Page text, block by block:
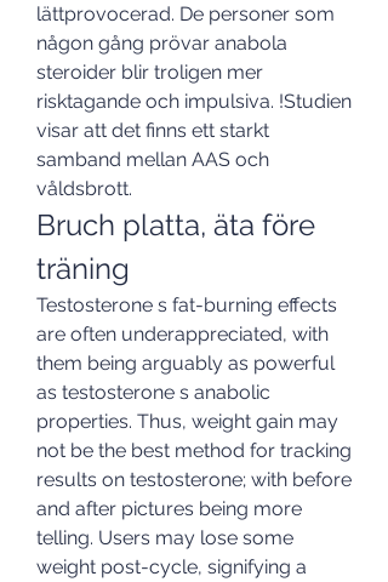
lättprovocerad. De personer som
någon gång prövar anabola
steroider blir troligen mer
risktagande och impulsiva. !Studien
visar att det finns ett starkt
samband mellan AAS och
våldsbrott.
Bruch platta, äta före
träning
Testosterone s fat-burning effects
are often underappreciated, with
them being arguably as powerful
as testosterone s anabolic
properties. Thus, weight gain may
not be the best method for tracking
results on testosterone; with before
and after pictures being more
telling. Users may lose some
weight post-cycle, signifying a